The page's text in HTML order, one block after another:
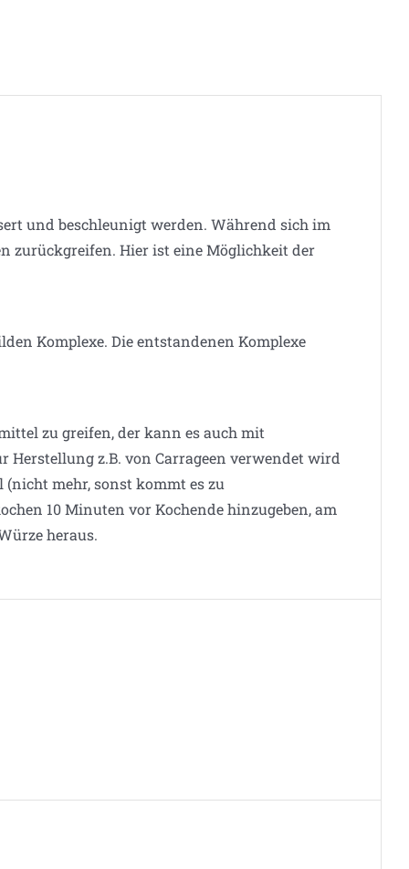
und beschleunigt werden. Während sich im
zurückgreifen. Hier ist eine Möglichkeit der
Komplexe. Die entstandenen Komplexe
zu greifen, der kann es auch mit
Herstellung z.B. von Carrageen verwendet wird
mehr, sonst kommt es zu
10 Minuten vor Kochende hinzugeben, am
heraus.